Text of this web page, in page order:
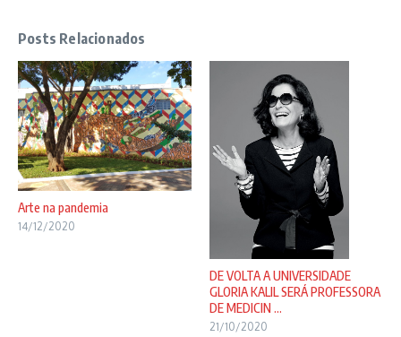
Posts Relacionados
Arte na pandemia
14/12/2020
DE VOLTA A UNIVERSIDADE
GLORIA KALIL SERÁ PROFESSORA
DE MEDICIN ...
21/10/2020